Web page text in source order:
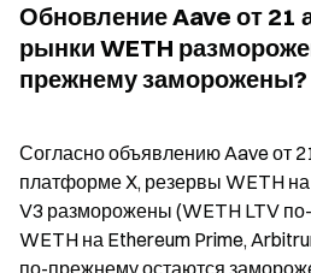
Обновление Aave от 21
рынки WETH
прежнему заморожены?
Согласно объявлению Aave от
платформе X, резервы WETH
V3 разморожены (WETH LTV
WETH на Ethereum Prime,